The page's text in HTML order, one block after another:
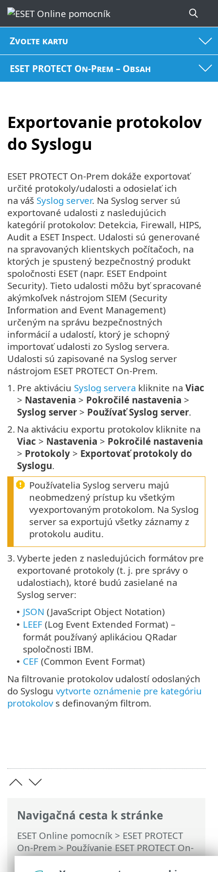
Zvoľte kartu
ESET PROTECT On-Prem – Obsah
Exportovanie protokolov
do Syslogu
Navigačná cesta k stránke
ESET Online pomocník > ESET PROTECT
On-Prem>Používanie ESET PROTECT On-
Prem>Hlavné menu ESET PROTECT On-
ESET PROTECT On-Prem dokáže exportovať
určité protokoly/udalosti a odosielať ich
na váš Syslog server. Na Syslog server sú
exportované udalosti z nasledujúcich
kategórií protokolov: Detekcia, Firewall, HIPS,
Audit a ESET Inspect. Udalosti sú generované
na spravovaných klientskych počítačoch, na
ktorých je spustený bezpečnostný produkt
spoločnosti ESET (napr. ESET Endpoint
Security). Tieto udalosti môžu byť spracované
akýmkoľvek nástrojom SIEM (Security
Information and Event Management)
určeným na správu bezpečnostných
informácií a udalostí, ktorý je schopný
importovať udalosti zo Syslog servera.
Udalosti sú zapisované na Syslog server
nástrojom ESET PROTECT On-Prem.
1. Pre aktiváciu Syslog servera kliknite na Viac
> Nastavenia > Pokročilé nastavenia >
Syslog server > Používať Syslog server.
2. Na aktiváciu exportu protokolov kliknite na
Viac > Nastavenia > Pokročilé nastavenia
> Protokoly > Exportovať protokoly do
Syslogu.
Používatelia Syslog serveru majú
neobmedzený prístup ku všetkým
vyexportovaným protokolom. Na Syslog
server sa exportujú všetky záznamy z
protokolu auditu.
3. Vyberte jeden z nasledujúcich formátov pre
exportované protokoly (t. j. pre správy o
udalostiach), ktoré budú zasielané na
Syslog server:
• JSON (JavaScript Object Notation)
• LEEF (Log Event Extended Format) –
formát používaný aplikáciou QRadar
spoločnosti IBM.
• CEF (Common Event Format)
Na filtrovanie protokolov udalostí odoslaných
do Syslogu vytvorte oznámenie pre kategóriu
protokolovs definovaným filtrom.